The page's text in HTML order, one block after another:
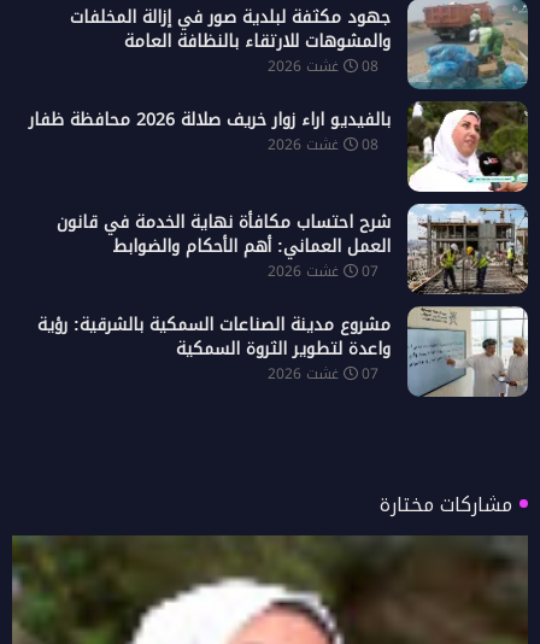
جهود مكثفة لبلدية صور في إزالة المخلفات
والمشوهات للارتقاء بالنظافة العامة
08 غشت 2026
بالفيديو اراء زوار خريف صلالة 2026 محافظة ظفار
08 غشت 2026
شرح احتساب مكافأة نهاية الخدمة في قانون
العمل العماني: أهم الأحكام والضوابط
07 غشت 2026
مشروع مدينة الصناعات السمكية بالشرقية: رؤية
واعدة لتطوير الثروة السمكية
07 غشت 2026
مشاركات مختارة